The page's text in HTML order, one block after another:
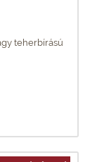
teherbírású